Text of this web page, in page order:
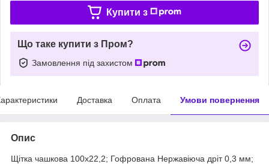
Купити з
Що таке купити з Пром?
Замовлення під захистом
Доставка Оплата Умови повернення
Опис
Щітка чашкова 100х22,2; Гофрована Нержавіюча дріт 0,3 мм;